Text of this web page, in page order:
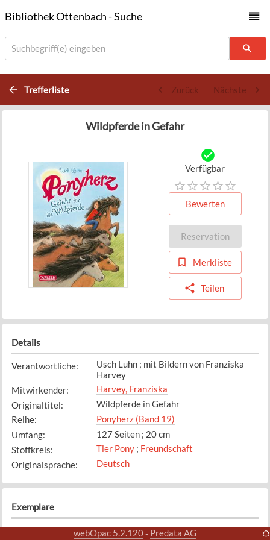
Bibliothek Ottenbach - Suche
Suchbegriff(e) eingeben
Trefferliste Zurück Nächste
Wildpferde in Gefahr
Verfügbar
Bewerten
Reservation
Merkliste
Teilen
Details
Verantwortliche:
Usch Luhn ; mit Bildern von Franziska
Harvey
Mitwirkender:
Harvey, Franziska
Originaltitel:
Wildpferde in Gefahr
Reihe:
Ponyherz (Band 19)
Umfang:
127 Seiten ; 20 cm
Stoffkreis: Tier Pony; Freundschaft
Originalsprache: Deutsch
Exemplare
webOpac 5.2.120- Predata AG